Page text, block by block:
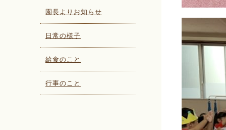
園長よりお知らせ
日常の様子
給食のこと
行事のこと